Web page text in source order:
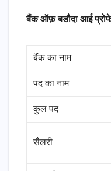
बैंक ऑफ़ बडौदा आई
बैंक का नाम
पद का नाम
कुल पद
सैलरी